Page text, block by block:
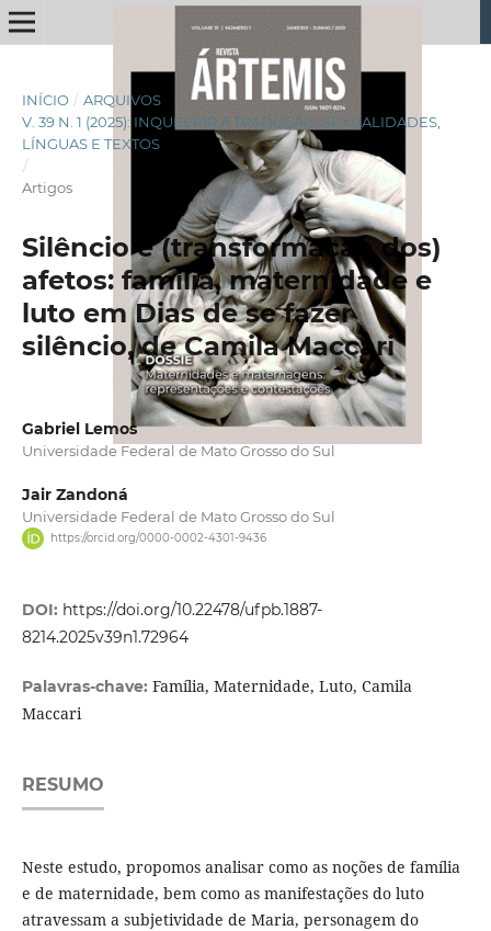
INÍCIO / ARQUIVOS
V. 39 N. 1 (2025): INQUEERIR A TRADUÇÃO: SEXUALIDADES,
LÍNGUAS E TEXTOS
/
Artigos
Silêncio e (transformação dos)
afetos: família, maternidade e
luto em Dias de se fazer
silêncio, de Camila Maccari
Gabriel Lemos
Universidade Federal de Mato Grosso do Sul
Jair Zandoná
Universidade Federal de Mato Grosso do Sul
https://orcid.org/0000-0002-4301-9436
DOI: https://doi.org/10.22478/ufpb.1887-
8214.2025v39n1.72964
Palavras-chave: Família, Maternidade, Luto, Camila
Maccari
RESUMO
Neste estudo, propomos analisar como as noções de família
e de maternidade, bem como as manifestações do luto
atravessam a subjetividade de Maria, personagem do